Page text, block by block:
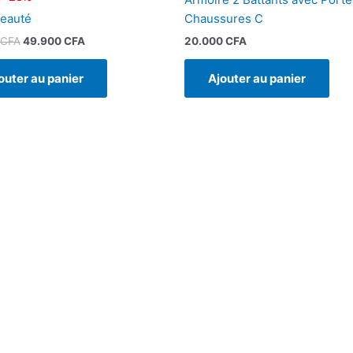
CFA 49.900CFA
au panier
Chaussures C
20.000CFA
Ajouter au panier